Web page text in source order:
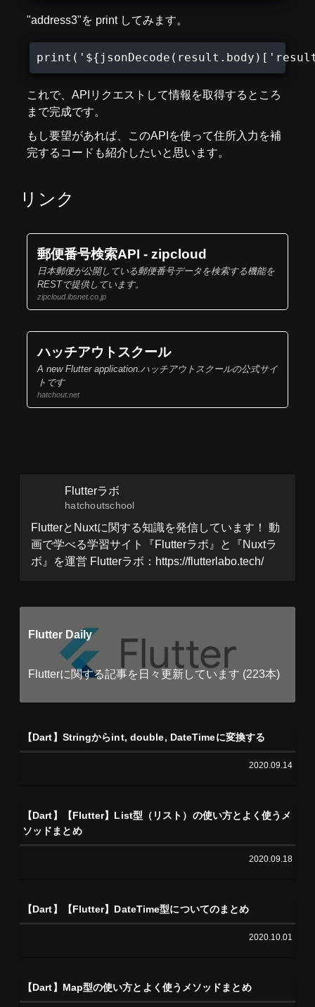
"address3"を print してみます。
これで、APIリクエストして情報を取得するところ
まで完成です。
もし要望があれば、このAPIを使って住所入力を補
完するコードも紹介したいと思います。
リンク
郵便番号検索API - zipcloud
日本郵便が公開している郵便番号データを検索する機能を
RESTで提供しています。
zipcloud.ibsnet.co.jp
ハッチアウトスクール
A new Flutter application.ハッチアウトスクールの公式サイ
トです
hatchout.net
Flutterラボ
hatchoutschool
FlutterとNuxtに関する知識を発信しています！ 動
画で学べる学習サイト『Flutterラボ』と『Nuxtラ
ボ』を運営 Flutterラボ：https://flutterlabo.tech/
Flutter Daily
Flutterに関する記事を日々更新しています (223本)
【Dart】Stringからint, double, DateTimeに変換する
2020.09.14
【Dart】【Flutter】List型（リスト）の使い方とよく使うメ
ソッドまとめ
2020.09.18
【Dart】【Flutter】DateTime型についてのまとめ
2020.10.01
【Dart】Map型の使い方とよく使うメソッドまとめ